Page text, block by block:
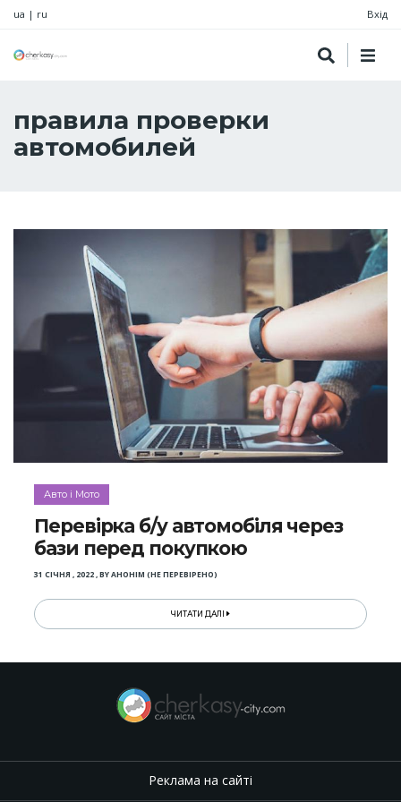
ua | ru Вхід
правила проверки
автомобилей
Авто і Мото
Перевірка б/у автомобіля через
бази перед покупкою
31 СІЧНЯ , 2022,BYАНОНІМ (НЕ ПЕРЕВІРЕНО)
ЧИТАТИ ДАЛІ
Реклама на сайті